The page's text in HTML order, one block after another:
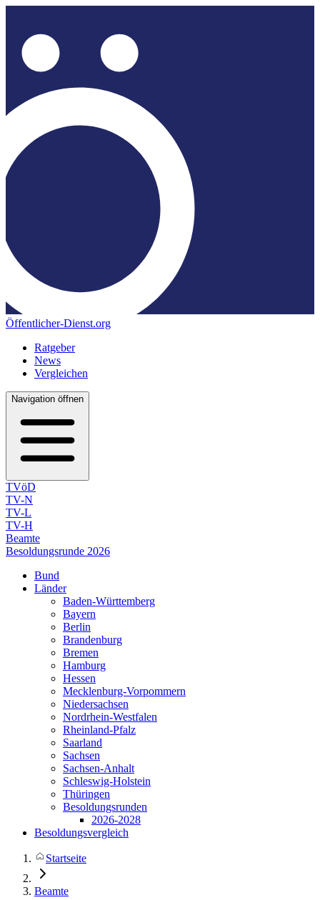
Öffentlicher-Dienst.org
Ratgeber
News
Vergleichen
Navigation öffnen
TVöD
TV-N
TV-L
TV-H
Beamte
Besoldungsrunde 2026
Bund
Länder
Baden-Württemberg
Bayern
Berlin
Brandenburg
Bremen
Hamburg
Hessen
Mecklenburg-Vorpommern
Niedersachsen
Nordrhein-Westfalen
Rheinland-Pfalz
Saarland
Sachsen
Sachsen-Anhalt
Schleswig-Holstein
Thüringen
Besoldungsrunden
2026-2028
Besoldungsvergleich
Startseite
Beamte